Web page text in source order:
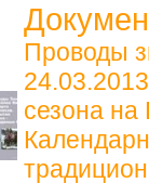
Проводы
24.03.2013
сезона